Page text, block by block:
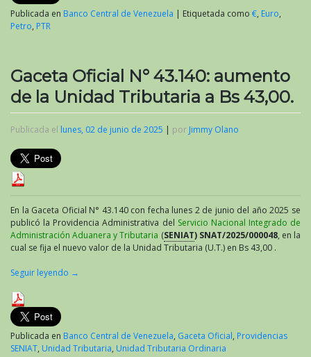
2025
Publicada en Banco Central de Venezuela | Etiquetada como €, Euro,
Petro, PTR
Gaceta Oficial N° 43.140: aumento
de la Unidad Tributaria a Bs 43,00.
Publicada el lunes, 02 de junio de 2025 | por Jimmy Olano
En la Gaceta Oficial N° 43.140 con fecha lunes 2 de junio del año 2025 se
publicó la Providencia Administrativa del Servicio Nacional Integrado de
Administración Aduanera y Tributaria (SENIAT) SNAT/2025/000048, en la
cual se fija el nuevo valor de la Unidad Tributaria (U.T.) en Bs 43,00 .
Seguir leyendo →
Publicada en Banco Central de Venezuela, Gaceta Oficial, Providencias
SENIAT, Unidad Tributaria, Unidad Tributaria Ordinaria